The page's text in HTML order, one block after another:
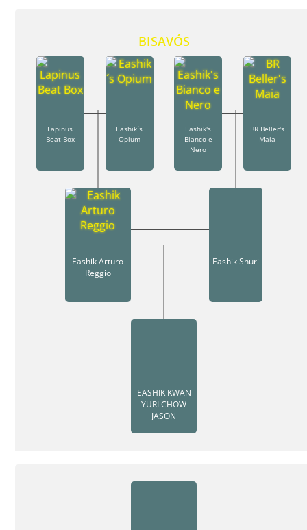
EASHIK KWAN
YURI CHOW
JASON
Eashik Arturo
Reggio
Eashik Shuri
BISAVÓS
Lapinus
Beat Box
Eashik´s
Opium
Eashik's
Bianco e
Nero
BR Beller's
Maia